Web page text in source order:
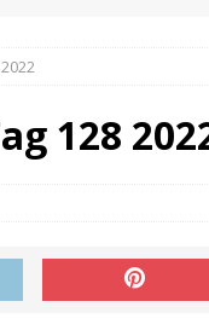
Tag 128
128